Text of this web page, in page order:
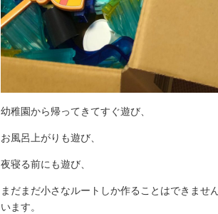
幼稚園から帰ってきてすぐ遊び、
お風呂上がりも遊び、
夜寝る前にも遊び、
まだまだ小さなルートしか作ることはできま
います。